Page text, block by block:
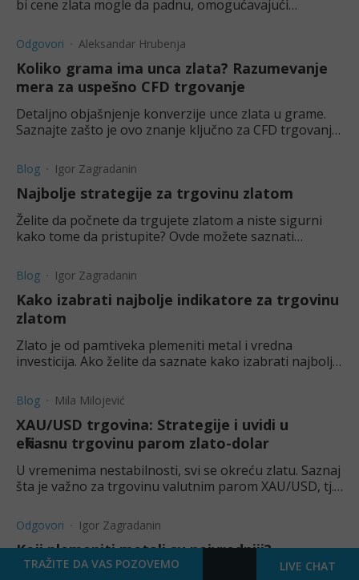
bi cene zlata mogle da padnu, omogućavajući
Odgovori Aleksandar Hrubenja
Koliko grama ima unca zlata? Razumevanje
mera za uspešno CFD trgovanje
Detaljno objašnjenje konverzije unce zlata u grame.
Saznajte zašto je ovo znanje ključno za CFD trgovanje
Blog Igor Zagradanin
Najbolje strategije za trgovinu zlatom
Želite da počnete da trgujete zlatom a niste sigurni
kako tome da pristupite? Ovde možete saznati
Blog Igor Zagradanin
Kako izabrati najbolje indikatore za trgovinu
zlatom
Zlato je od pamtiveka plemeniti metal i vredna
investicija. Ako želite da saznate kako izabrati najbolje
Blog Mila Milojević
XAU/USD trgovina: Strategije i uvidi u
efikasnu trgovinu parom zlato-dolar
U vremenima nestabilnosti, svi se okreću zlatu. Saznaj
šta je važno za trgovinu valutnim parom XAU/USD, tj.
Odgovori Igor Zagradanin
Koji plemeniti metali su najvredniji?
Dragoceni metali su cenjeni zbog svoje retkosti,
TRAŽITE DA VAS POZOVEMO LIVE CHAT